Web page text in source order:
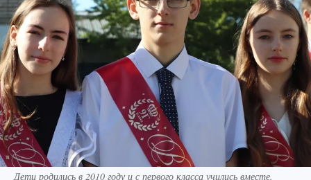
Дети родились в 2010 году и с первого класса учились вместе.